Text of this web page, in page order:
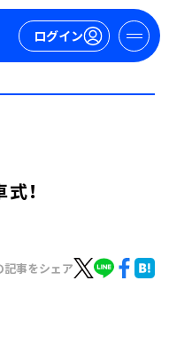
ログイン
！
記事をシェア